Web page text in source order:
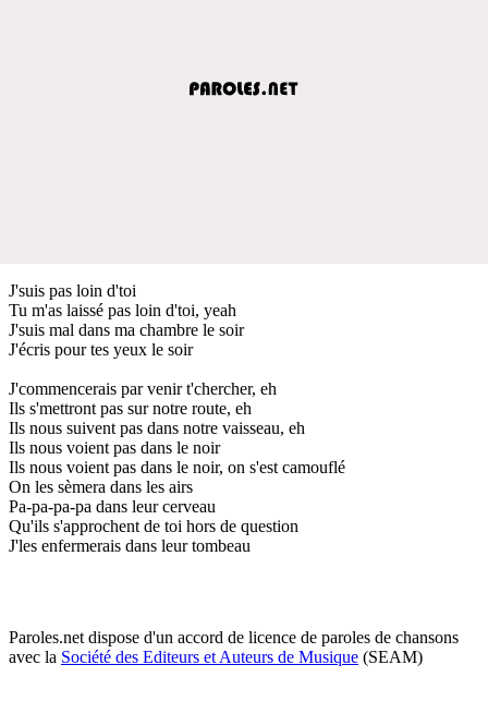
J'suis pas loin d'toi
Tu m'as laissé pas loin d'toi, yeah
J'suis mal dans ma chambre le soir
J'écris pour tes yeux le soir
J'commencerais par venir t'chercher, eh
Ils s'mettront pas sur notre route, eh
Ils nous suivent pas dans notre vaisseau, eh
Ils nous voient pas dans le noir
Ils nous voient pas dans le noir, on s'est camouflé
On les sèmera dans les airs
Pa-pa-pa-pa dans leur cerveau
Qu'ils s'approchent de toi hors de question
J'les enfermerais dans leur tombeau
Paroles.net dispose d'un accord de licence de paroles de chansons
avec la Société des Editeurs et Auteurs de Musique (SEAM)